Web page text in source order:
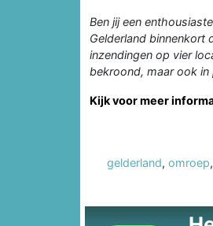
Ben jij een
Gelderland binnenkort
inzendingen op vier
bekroond, maar ook in
Kijk voor meer
gelderland, omroep,